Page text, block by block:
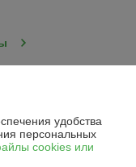
удобства
персональных
cookies или